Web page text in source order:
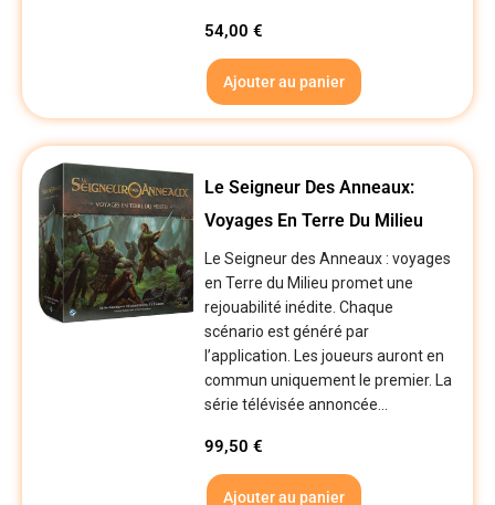
54,00€
Ajouter au panier
Le Seigneur Des Anneaux:
Voyages En Terre Du Milieu
Le Seigneur des Anneaux : voyages
en Terre du Milieu promet une
rejouabilité inédite. Chaque
scénario est généré par
l’application. Les joueurs auront en
commun uniquement le premier. La
série télévisée annoncée...
99,50€
Ajouter au panier